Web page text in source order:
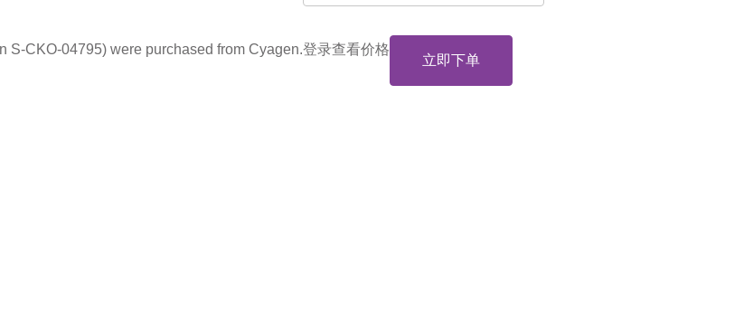
S-CKO-04795) were purchased from Cyagen.登录查看价格
立即下单